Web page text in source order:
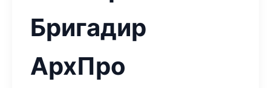
Бригадир
АрхПро